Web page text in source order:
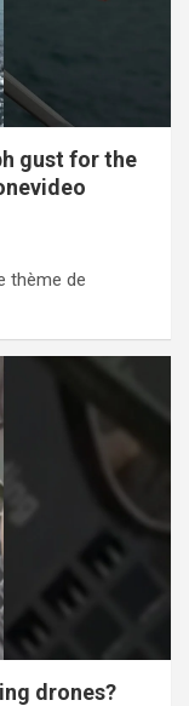
gust for the
thème de
drones?